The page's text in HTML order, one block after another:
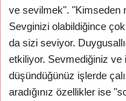
ve sevilmek". "Kimseden
Sevginizi olabildiğince
da sizi seviyor.
etkiliyor. Sevmediğiniz ve
düşündüğünüz işlerde
aradığınız özellikler ise